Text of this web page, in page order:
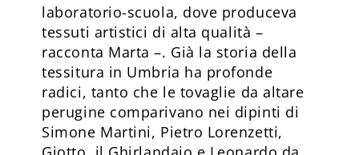
laboratorio-scuola, dove produceva
tessuti artistici di alta qualità –
racconta Marta –. Già la storia della
tessitura in Umbria ha profonde
radici, tanto che le tovaglie da altare
perugine comparivano nei dipinti di
Simone Martini, Pietro Lorenzetti,